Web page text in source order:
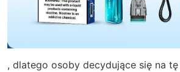
, dlatego osoby decydujące się na